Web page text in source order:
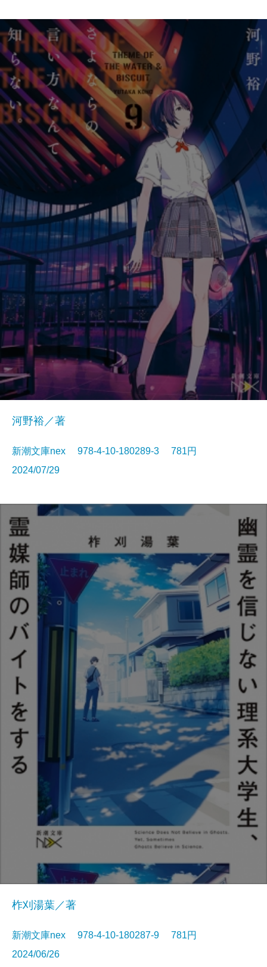
河野裕／著
新潮文庫nex 978-4-10-180289-3 781円
2024/07/29
柞刈湯葉／著
新潮文庫nex 978-4-10-180287-9 781円
2024/06/26